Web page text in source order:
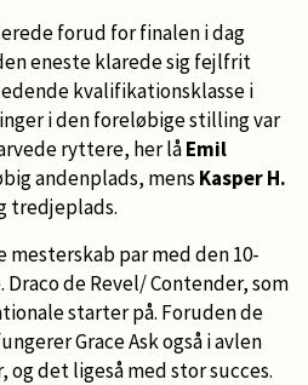
forud for finalen i dag
eneste klarede sig fejlfrit
kvalifikationsklasse i
i den foreløbige stilling var
ryttere, her låEmil
andenplads, mens Kasper H.
tredjeplads.
par med den 10-
Draco de Revel/ Contender, som
starter på. Foruden de
Grace Ask også i avlen
det ligeså med stor succes.